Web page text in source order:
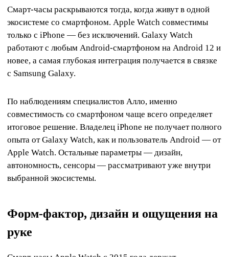
Смарт-часы раскрываются тогда, когда живут в одной
экосистеме со смартфоном. Apple Watch совместимы
только с iPhone — без исключений. Galaxy Watch
работают с любым Android-смартфоном на Android 12 и
новее, а самая глубокая интеграция получается в связке
с Samsung Galaxy.
По наблюдениям специалистов Алло, именно
совместимость со смартфоном чаще всего определяет
итоговое решение. Владелец iPhone не получает полного
опыта от Galaxy Watch, как и пользователь Android — от
Apple Watch. Остальные параметры — дизайн,
автономность, сенсоры — рассматривают уже внутри
выбранной экосистемы.
Форм-фактор, дизайн и ощущения на
руке